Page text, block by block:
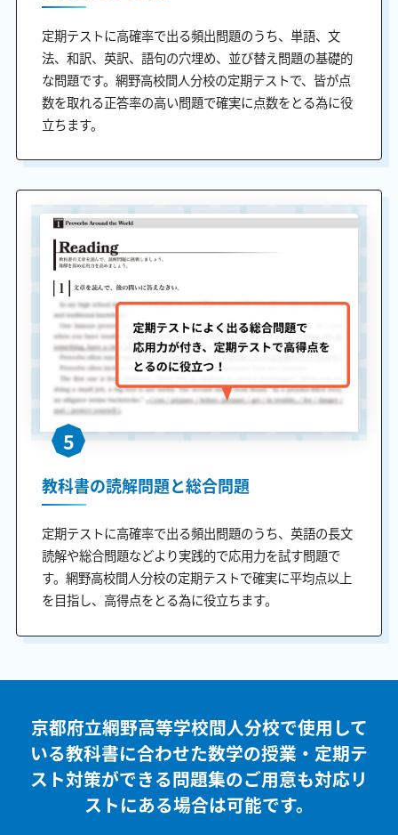
定期テストに高確率で出る頻出問題のうち、単語、文
法、和訳、英訳、語句の穴埋め、並び替え問題の基礎的
な問題です。網野高校間人分校の定期テストで、皆が点
数を取れる正答率の高い問題で確実に点数をとる為に役
立ちます。
5
教科書の読解問題と総合問題
定期テストに高確率で出る頻出問題のうち、英語の長文
読解や総合問題などより実践的で応用力を試す問題で
す。網野高校間人分校の定期テストで確実に平均点以上
を目指し、高得点をとる為に役立ちます。
京都府立網野高等学校間人分校で使用して
いる教科書に合わせた数学の授業・定期テ
スト対策ができる問題集のご用意も対応リ
ストにある場合は可能です。